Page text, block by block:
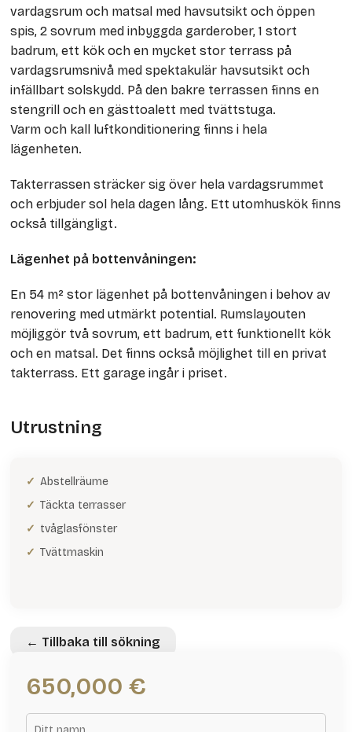
vardagsrum och matsal med havsutsikt och öppen
spis, 2 sovrum med inbyggda garderober, 1 stort
badrum, ett kök och en mycket stor terrass på
vardagsrumsnivå med spektakulär havsutsikt och
infällbart solskydd. På den bakre terrassen finns en
stengrill och en gästtoalett med tvättstuga.
Varm och kall luftkonditionering finns i hela
lägenheten.
Takterrassen sträcker sig över hela vardagsrummet
och erbjuder sol hela dagen lång. Ett utomhuskök finns
också tillgängligt.
Lägenhet på bottenvåningen:
En 54 m² stor lägenhet på bottenvåningen i behov av
renovering med utmärkt potential. Rumslayouten
möjliggör två sovrum, ett badrum, ett funktionellt kök
och en matsal. Det finns också möjlighet till en privat
takterrass. Ett garage ingår i priset.
Utrustning
Abstellräume
Täckta terrasser
tvåglasfönster
Tvättmaskin
← Tillbaka till sökning
650,000 €